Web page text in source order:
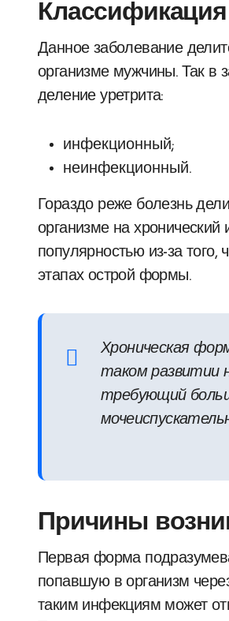
Данное заболевание
организме мужчины. Так в
деление уретрита:
инфекционный;
неинфекционный.
Гораздо реже болезнь
организме на хронический
популярностью из-за того,
этапах острой формы.
Хроническая
таком развитии
требующий
Причины
Первая форма
попавшую в организм
таким инфекциям может